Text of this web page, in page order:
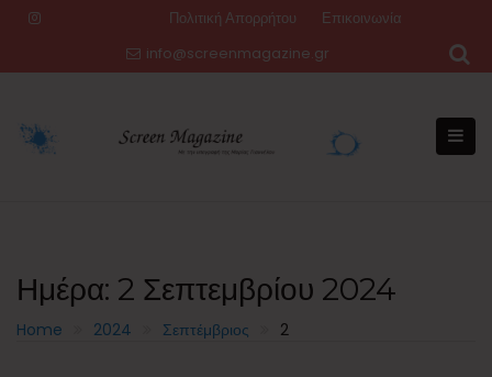
Πολιτική Απορρήτου
Επικοινωνία
info@screenmagazine.gr
Ημέρα: 2 Σεπτεμβρίου 2024
Home 2024 Σεπτέμβριος 2